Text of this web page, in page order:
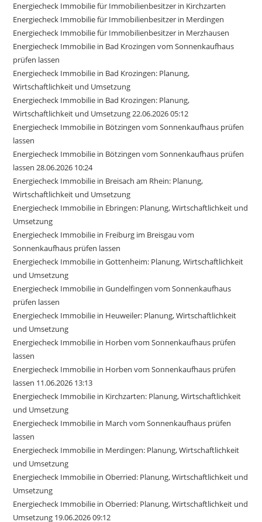
Energiecheck Immobilie für Immobilienbesitzer in Kirchzarten
Energiecheck Immobilie für Immobilienbesitzer in Merdingen
Energiecheck Immobilie für Immobilienbesitzer in Merzhausen
Energiecheck Immobilie in Bad Krozingen vom Sonnenkaufhaus
prüfen lassen
Energiecheck Immobilie in Bad Krozingen: Planung,
Wirtschaftlichkeit und Umsetzung
Energiecheck Immobilie in Bad Krozingen: Planung,
Wirtschaftlichkeit und Umsetzung 22.06.2026 05:12
Energiecheck Immobilie in Bötzingen vom Sonnenkaufhaus prüfen
lassen
Energiecheck Immobilie in Bötzingen vom Sonnenkaufhaus prüfen
lassen 28.06.2026 10:24
Energiecheck Immobilie in Breisach am Rhein: Planung,
Wirtschaftlichkeit und Umsetzung
Energiecheck Immobilie in Ebringen: Planung, Wirtschaftlichkeit und
Umsetzung
Energiecheck Immobilie in Freiburg im Breisgau vom
Sonnenkaufhaus prüfen lassen
Energiecheck Immobilie in Gottenheim: Planung, Wirtschaftlichkeit
und Umsetzung
Energiecheck Immobilie in Gundelfingen vom Sonnenkaufhaus
prüfen lassen
Energiecheck Immobilie in Heuweiler: Planung, Wirtschaftlichkeit
und Umsetzung
Energiecheck Immobilie in Horben vom Sonnenkaufhaus prüfen
lassen
Energiecheck Immobilie in Horben vom Sonnenkaufhaus prüfen
lassen 11.06.2026 13:13
Energiecheck Immobilie in Kirchzarten: Planung, Wirtschaftlichkeit
und Umsetzung
Energiecheck Immobilie in March vom Sonnenkaufhaus prüfen
lassen
Energiecheck Immobilie in Merdingen: Planung, Wirtschaftlichkeit
und Umsetzung
Energiecheck Immobilie in Oberried: Planung, Wirtschaftlichkeit und
Umsetzung
Energiecheck Immobilie in Oberried: Planung, Wirtschaftlichkeit und
Umsetzung 19.06.2026 09:12